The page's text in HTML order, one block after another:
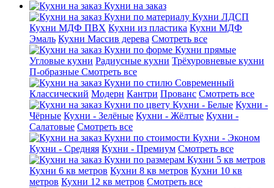
Кухни на заказ
Кухни по материалу Кухни ЛДСП
Кухни МДФ ПВХ Кухни из пластика Кухни МДФ
Эмаль Кухни Массив дерева Смотреть все
Кухни по форме Кухни прямые
Угловые кухни Радиусные кухни Трёхуровневые кухни
П-образные Смотреть все
Кухни по стилю Современный
Классический Модерн Кантри Прованс Смотреть все
Кухни по цвету Кухни - Белые Кухни -
Чёрные Кухни - Зелёные Кухни - Жёлтые Кухни -
Салатовые Смотреть все
Кухни по стоимости Кухни - Эконом
Кухни - Средняя Кухни - Премиум Смотреть все
Кухни по размерам Кухни 5 кв метров
Кухни 6 кв метров Кухни 8 кв метров Кухни 10 кв
метров Кухни 12 кв метров Смотреть все